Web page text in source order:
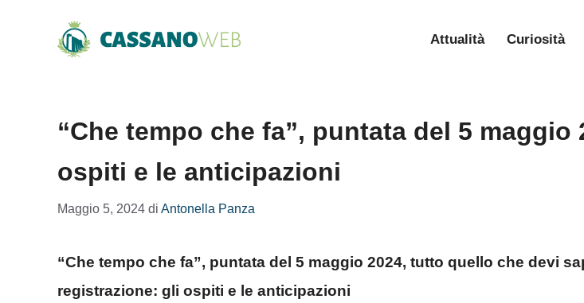
Attualità Curiosità
“Che tempo che fa”, puntata del 5 maggio
ospiti e le anticipazioni
Maggio 5, 2024 di Antonella Panza
“Che tempo che fa”, puntata del 5 maggio 2024, tutto quello che devi
registrazione: gli ospiti e le anticipazioni